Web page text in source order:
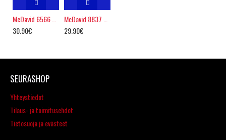
30.90€
29.90€
SEURASHOP
Yhteystiedot
Tilaus- ja toimitusehdot
Tietosuoja ja evästeet